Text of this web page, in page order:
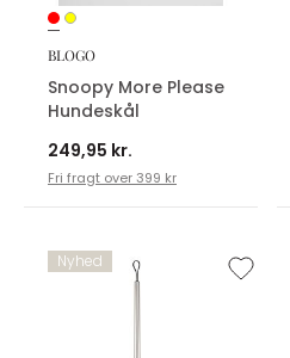
BLOGO
Snoopy More Please
Hundeskål
249,95 kr.
Fri fragt over 399 kr
Nyhed